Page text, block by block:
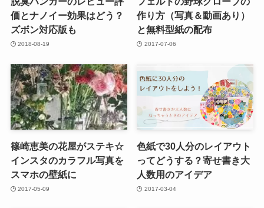
価とナノイー効果はどう？
ズボン対応版も
2018-08-19
作り方（写真＆動画あり）
と無料型紙の配布
2017-07-06
篠崎恵美の花屋がステキ☆
インスタのカラフル写真を
スマホの壁紙に
2017-05-09
色紙で30人分のレイアウト
ってどうする？寄せ書き大
人数用のアイデア
2017-03-04